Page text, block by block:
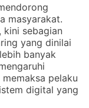
masyarakat.
kini sebagian
yang dinilai
banyak
pelaku
digital yang